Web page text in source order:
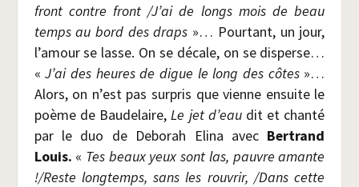
front contre front /​J’ai de longs mois de beau
temps au bord des draps »… Pour­tant, un jour,
l’amour se lasse. On se décale, on se dis­perse…
«J’ai des heures de digue le long des côtes»…
Alors, on n’est pas sur­pris que vienne ensuite le
poème de Bau­de­laire, Le jet d’eaudit et chan­té
par le duo de Debo­rah Eli­na avec Ber­trand
Louis. « Tes beaux yeux sont las, pauvre amante
!/​Reste long­temps, sans les rou­vrir, /​Dans cette